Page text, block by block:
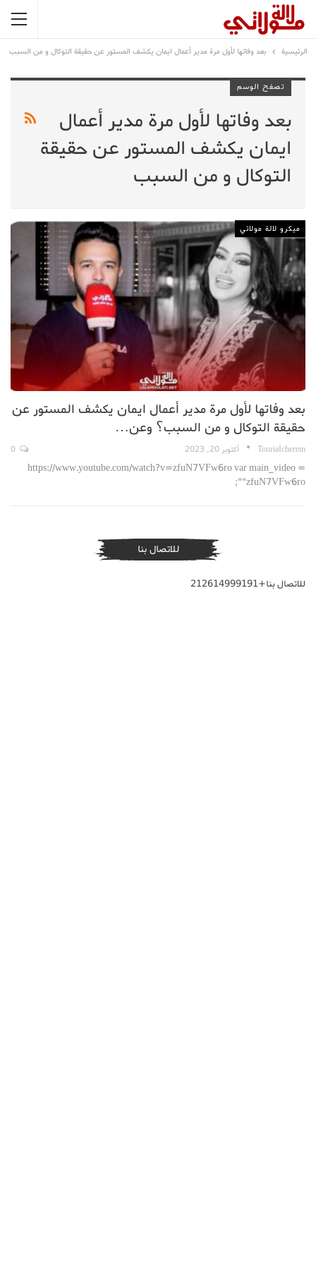
الرئيسية بعد وفاتها لأول مرة مدير أعمال ايمان يكشف المستور عن حقيقة التوكال و من السبب
تصفح الوسم
بعد وفاتها لأول مرة مدير أعمال
ايمان يكشف المستور عن حقيقة
التوكال و من السبب
ميكرو لالة مولاتي
بعد وفاتها لأول مرة مدير أعمال ايمان يكشف المستور عن
حقيقة التوكال و من السبب؟ وعن…
TouriaIcherem أكتوبر 20, 2023
https://www.youtube.com/watch?v=zfuN7VFw6ro var main_video =
"zfuN7VFw6ro";
للاتصال بنا
للاتصال بنا+212614999191